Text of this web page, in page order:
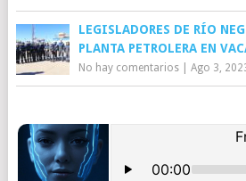
LEGISLADORES DE RÍO
PLANTA PETROLERA EN
No hay comentarios| Ago 3,